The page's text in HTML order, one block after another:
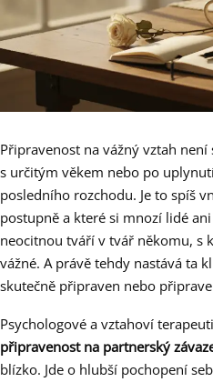
Připravenost na vážný vztah
s určitým věkem nebo po
posledního rozchodu. Je to spíš
postupně a které si mnozí lidé
neocitnou tváří v tvář někomu, s
vážné. A právě tehdy nastává ta
skutečně připraven nebo
Psychologové a vztahoví
připravenost na partnerský
blízko. Jde o hlubší pochopení